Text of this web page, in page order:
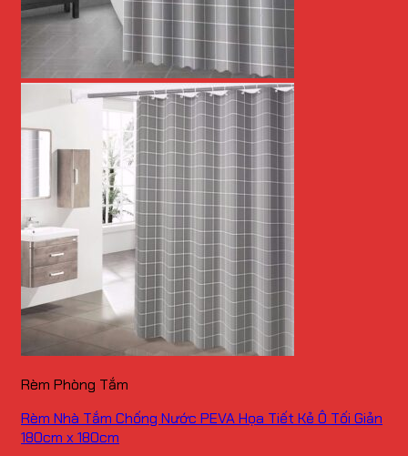
Rèm Phòng Tắm
Rèm Nhà Tắm Chống Nước PEVA Họa Tiết Kẻ Ô Tối Giản
180cm x 180cm